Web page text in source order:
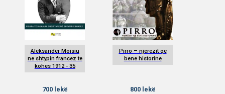
Aleksander Moisiu
ne shtypin francez te
kohes 1912 - 35
700lekë
Pirro – njerezit qe
bene historine
800lekë